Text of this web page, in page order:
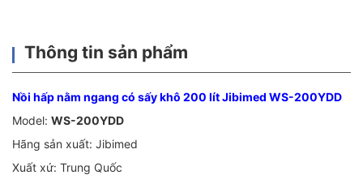
Thông tin sản phẩm
Nồi hấp nằm ngang có sấy khô 200 lít Jibimed WS-200YDD
Model: WS-200YDD
Hãng sản xuất: Jibimed
Xuất xứ: Trung Quốc